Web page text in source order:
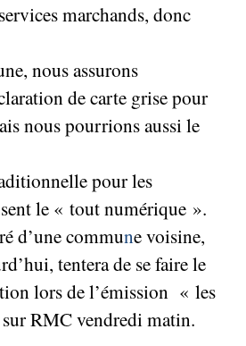
marchands, donc
nous assurons
de carte grise pour
nous pourrions aussi le
pour les
le « tout numérique ».
d’une commune voisine,
tentera de se faire le
lors de l’émission « les
RMC vendredi matin.